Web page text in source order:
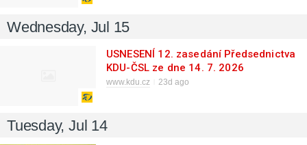
Wednesday, Jul 15
USNESENÍ 12. zasedání Předsednictva
KDU-ČSL ze dne 14. 7. 2026
www.kdu.cz 23d ago
Tuesday, Jul 14